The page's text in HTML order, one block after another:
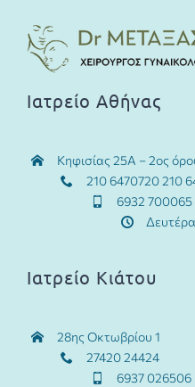
Συχνές ερωτήσεις
Ιατρείο Αθήνας
Κηφισίας 25Α – 2ος
210 6470720 210
6932 700065
Ιατρείο Κιάτου
28ης Οκτωβρίου 1
27420 24424
6937 026506